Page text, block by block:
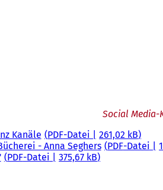
Social Media-
Kanäle PDF-Datei
261,02 kB
- Anna Seghers PDF-Datei
PDF-Datei
375,67 kB